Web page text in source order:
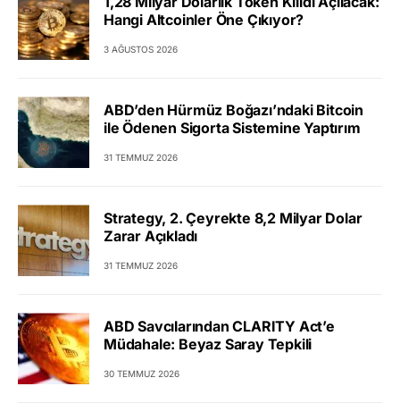
Hangi Altcoinler Öne Çıkıyor?
3 AĞUSTOS 2026
ABD’den Hürmüz Boğazı’ndaki Bitcoin
ile Ödenen Sigorta Sistemine Yaptırım
31 TEMMUZ 2026
Strategy, 2. Çeyrekte 8,2 Milyar Dolar
Zarar Açıkladı
31 TEMMUZ 2026
ABD Savcılarından CLARITY Act’e
Müdahale: Beyaz Saray Tepkili
30 TEMMUZ 2026